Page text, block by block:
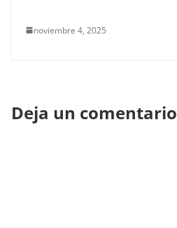
noviembre 4, 2025
Deja un comentario